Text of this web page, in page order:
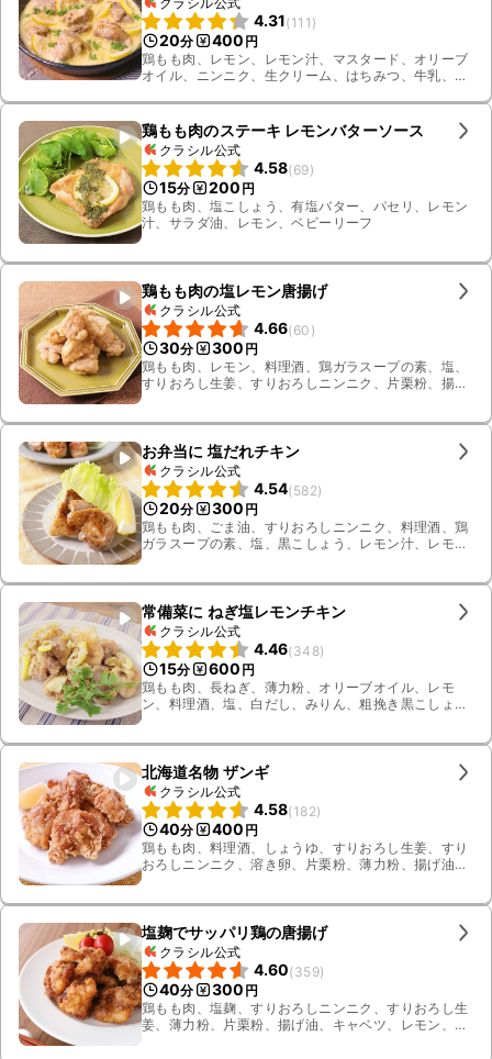
4.31(111 )
20分 400 円
鶏もも肉、レモン、レモン汁、マスタード、オリーブ
オイル、ニンニク、生クリーム、はちみつ、牛乳、黒
鶏もも肉のステーキ レモンバターソース
クラシル公式
4.58(69)
15分 200 円
鶏もも肉、塩こしょう、有塩バター、パセリ、レモン
汁、サラダ油、レモン、ベビーリーフ
鶏もも肉の塩レモン唐揚げ
クラシル公式
4.66(60 )
30分 300 円
鶏もも肉、レモン、料理酒、鶏ガラスープの素、塩、
すりおろし生姜、すりおろしニンニク、片栗粉、揚げ
お弁当に 塩だれチキン
クラシル公式
4.54(582)
20分 300 円
鶏もも肉、ごま油、すりおろしニンニク、料理酒、鶏
ガラスープの素、塩、黒こしょう、レモン汁、レモ
常備菜に ねぎ塩レモンチキン
クラシル公式
4.46(348)
15分 600 円
鶏もも肉、長ねぎ、薄力粉、オリーブオイル、レモ
ン、料理酒、塩、白だし、みりん、粗挽き黒こしょ
北海道名物 ザンギ
クラシル公式
4.58(182)
40分 400 円
鶏もも肉、料理酒、しょうゆ、すりおろし生姜、すり
おろしニンニク、溶き卵、片栗粉、薄力粉、揚げ油、
塩麹でサッパリ鶏の唐揚げ
クラシル公式
4.60(359)
40分 300 円
鶏もも肉、塩麹、すりおろしニンニク、すりおろし生
姜、薄力粉、片栗粉、揚げ油、キャベツ、レモン、ミ